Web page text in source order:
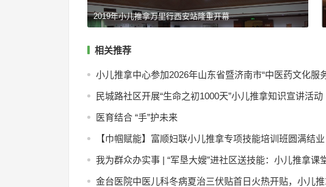
2019年小儿推拿万里行西安站隆重开幕
相关推荐
小儿推拿中心参加2026年山东省暨济南市“中医药文化服
民城路社区开展“生命之初1000天”小儿推拿知识宣讲活动
医育结合 “手”护未来
【巾帼赋能】富顺妇联小儿推拿专项技能培训班圆满结业
我为群众办实事 | “军垦大嫂”进社区送技能：小儿推拿课
金台医院中医儿科冬病夏治三伏贴首日火热开贴，小儿